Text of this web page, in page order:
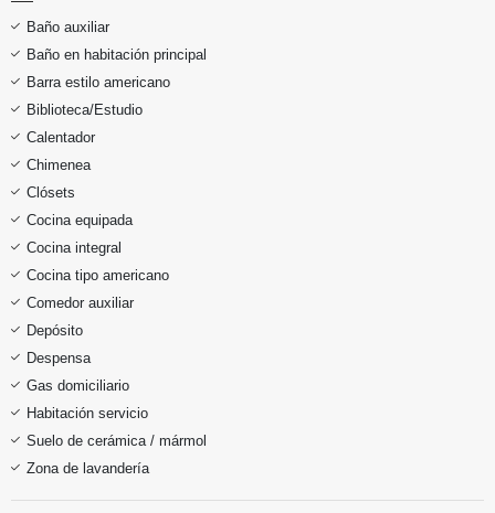
Baño auxiliar
Baño en habitación principal
Barra estilo americano
Biblioteca/Estudio
Calentador
Chimenea
Clósets
Cocina equipada
Cocina integral
Cocina tipo americano
Comedor auxiliar
Depósito
Despensa
Gas domiciliario
Habitación servicio
Suelo de cerámica / mármol
Zona de lavandería